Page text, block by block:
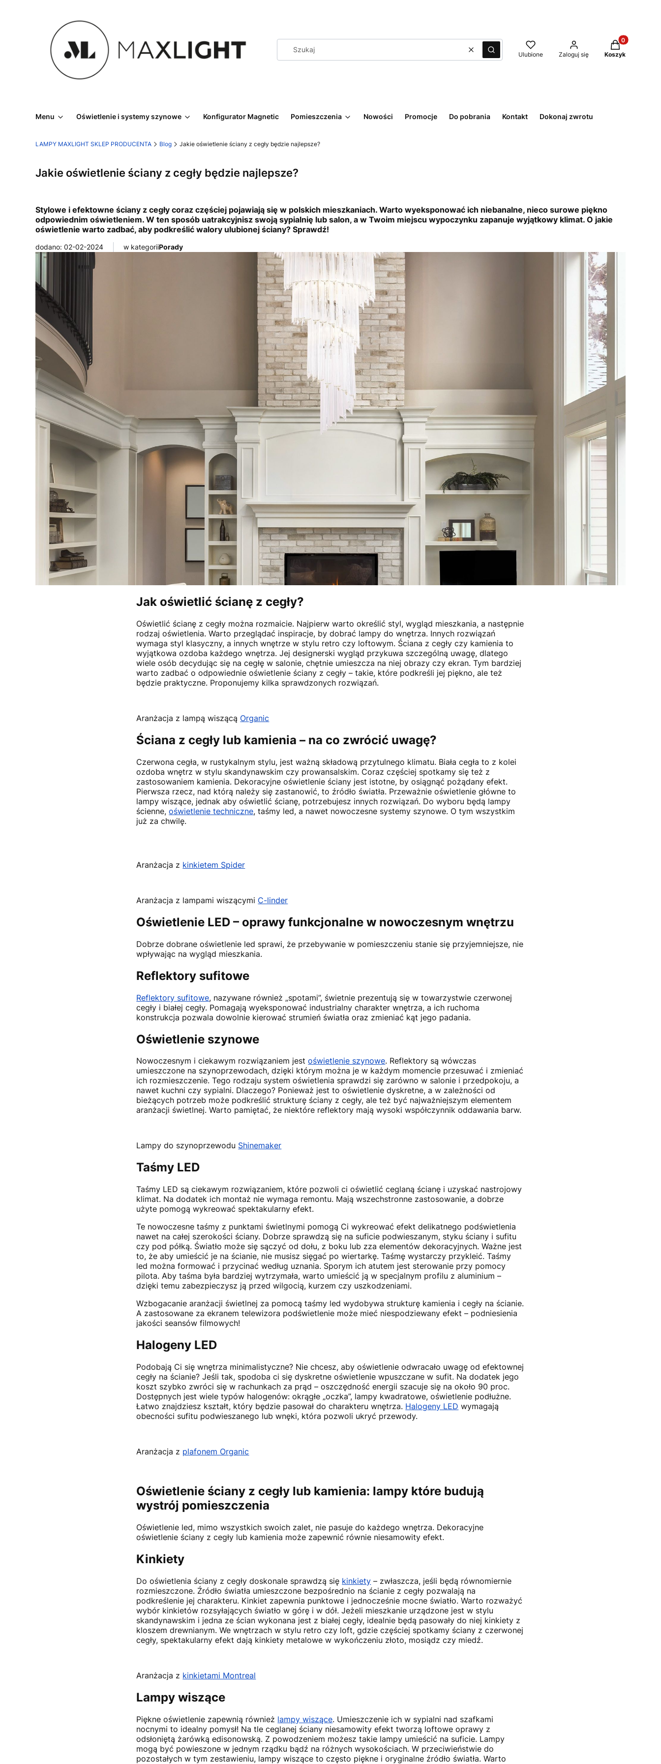
WyczyśćSzukaj Ulubione Zaloguj się
Produkty w
Koszyk
Menu Oświetlenie i systemy szynowe Konfigurator Magnetic Pomieszczenia Nowości Promocje Do pobrania Kontakt Dokonaj zwrotu
LAMPY MAXLIGHT SKLEP PRODUCENTA Blog Jakie oświetlenie ściany z cegły będzie najlepsze?
Jakie oświetlenie ściany z cegły będzie najlepsze?
Stylowe i efektowne ściany z cegły coraz częściej pojawiają się w polskich mieszkaniach. Warto wyeksponować ich niebanalne, nieco surowe piękno
odpowiednim oświetleniem. W ten sposób uatrakcyjnisz swoją sypialnię lub salon, a w Twoim miejscu wypoczynku zapanuje wyjątkowy klimat. O jakie
oświetlenie warto zadbać, aby podkreślić walory ulubionej ściany? Sprawdź!
dodano: 02-02-2024 w kategoriiPorady
Jak oświetlić ścianę z cegły?
Oświetlić ścianę z cegły można rozmaicie. Najpierw warto określić styl, wygląd mieszkania, a następnie
rodzaj oświetlenia. Warto przeglądać inspiracje, by dobrać lampy do wnętrza. Innych rozwiązań
wymaga styl klasyczny, a innych wnętrze w stylu retro czy loftowym. Ściana z cegły czy kamienia to
wyjątkowa ozdoba każdego wnętrza. Jej designerski wygląd przykuwa szczególną uwagę, dlatego
wiele osób decydując się na cegłę w salonie, chętnie umieszcza na niej obrazy czy ekran. Tym bardziej
warto zadbać o odpowiednie oświetlenie ściany z cegły – takie, które podkreśli jej piękno, ale też
będzie praktyczne. Proponujemy kilka sprawdzonych rozwiązań.
Aranżacja z lampą wiszącą Organic
Ściana z cegły lub kamienia – na co zwrócić uwagę?
Czerwona cegła, w rustykalnym stylu, jest ważną składową przytulnego klimatu. Biała cegła to z kolei
ozdoba wnętrz w stylu skandynawskim czy prowansalskim. Coraz częściej spotkamy się też z
zastosowaniem kamienia. Dekoracyjne oświetlenie ściany jest istotne, by osiągnąć pożądany efekt.
Pierwsza rzecz, nad którą należy się zastanowić, to źródło światła. Przeważnie oświetlenie główne to
lampy wiszące, jednak aby oświetlić ścianę, potrzebujesz innych rozwiązań. Do wyboru będą lampy
ścienne,oświetlenie techniczne, taśmy led, a nawet nowoczesne systemy szynowe. O tym wszystkim
już za chwilę.
Aranżacja z kinkietem Spider
Aranżacja z lampami wiszącymi C-linder
Oświetlenie LED – oprawy funkcjonalne w nowoczesnym wnętrzu
Dobrze dobrane oświetlenie led sprawi, że przebywanie w pomieszczeniu stanie się przyjemniejsze, nie
wpływając na wygląd mieszkania.
Reflektory sufitowe
Reflektory sufitowe, nazywane również „spotami”, świetnie prezentują się w towarzystwie czerwonej
cegły i białej cegły. Pomagają wyeksponować industrialny charakter wnętrza, a ich ruchoma
konstrukcja pozwala dowolnie kierować strumień światła oraz zmieniać kąt jego padania.
Oświetlenie szynowe
Nowoczesnym i ciekawym rozwiązaniem jestoświetlenie szynowe. Reflektory są wówczas
umieszczone na szynoprzewodach, dzięki którym można je w każdym momencie przesuwać i zmieniać
ich rozmieszczenie. Tego rodzaju system oświetlenia sprawdzi się zarówno w salonie i przedpokoju, a
nawet kuchni czy sypialni. Dlaczego? Ponieważ jest to oświetlenie dyskretne, a w zależności od
bieżących potrzeb może podkreślić strukturę ściany z cegły, ale też być najważniejszym elementem
aranżacji świetlnej. Warto pamiętać, że niektóre reflektory mają wysoki współczynnik oddawania barw.
Lampy do szynoprzewodu Shinemaker
Taśmy LED
Taśmy LED są ciekawym rozwiązaniem, które pozwoli ci oświetlić ceglaną ścianę i uzyskać nastrojowy
klimat. Na dodatek ich montaż nie wymaga remontu. Mają wszechstronne zastosowanie, a dobrze
użyte pomogą wykreować spektakularny efekt.
Te nowoczesne taśmy z punktami świetlnymi pomogą Ci wykreować efekt delikatnego podświetlenia
nawet na całej szerokości ściany. Dobrze sprawdzą się na suficie podwieszanym, styku ściany i sufitu
czy pod półką. Światło może się sączyć od dołu, z boku lub zza elementów dekoracyjnych. Ważne jest
to, że aby umieścić je na ścianie, nie musisz sięgać po wiertarkę. Taśmę wystarczy przykleić. Taśmy
led można formować i przycinać według uznania. Sporym ich atutem jest sterowanie przy pomocy
pilota. Aby taśma była bardziej wytrzymała, warto umieścić ją w specjalnym profilu z aluminium –
dzięki temu zabezpieczysz ją przed wilgocią, kurzem czy uszkodzeniami.
Wzbogacanie aranżacji świetlnej za pomocą taśmy led wydobywa strukturę kamienia i cegły na ścianie.
A zastosowane za ekranem telewizora podświetlenie może mieć niespodziewany efekt – podniesienia
jakości seansów filmowych!
Halogeny LED
Podobają Ci się wnętrza minimalistyczne? Nie chcesz, aby oświetlenie odwracało uwagę od efektownej
cegły na ścianie? Jeśli tak, spodoba ci się dyskretne oświetlenie wpuszczane w sufit. Na dodatek jego
koszt szybko zwróci się w rachunkach za prąd – oszczędność energii szacuje się na około 90 proc.
Dostępnych jest wiele typów halogenów: okrągłe „oczka”, lampy kwadratowe, oświetlenie podłużne.
Łatwo znajdziesz kształt, który będzie pasował do charakteru wnętrza. Halogeny LED wymagają
obecności sufitu podwieszanego lub wnęki, która pozwoli ukryć przewody.
Aranżacja z plafonem Organic
Oświetlenie ściany z cegły lub kamienia: lampy które budują
wystrój pomieszczenia
Oświetlenie led, mimo wszystkich swoich zalet, nie pasuje do każdego wnętrza. Dekoracyjne
oświetlenie ściany z cegły lub kamienia może zapewnić równie niesamowity efekt.
Kinkiety
Do oświetlenia ściany z cegły doskonale sprawdzą się kinkiety – zwłaszcza, jeśli będą równomiernie
rozmieszczone. Źródło światła umieszczone bezpośrednio na ścianie z cegły pozwalają na
podkreślenie jej charakteru. Kinkiet zapewnia punktowe i jednocześnie mocne światło. Warto rozważyć
wybór kinkietów rozsyłających światło w górę i w dół. Jeżeli mieszkanie urządzone jest w stylu
skandynawskim i jedna ze ścian wykonana jest z białej cegły, idealnie będą pasowały do niej kinkiety z
kloszem drewnianym. We wnętrzach w stylu retro czy loft, gdzie częściej spotkamy ściany z czerwonej
cegły, spektakularny efekt dają kinkiety metalowe w wykończeniu złoto, mosiądz czy miedź.
Aranżacja z kinkietami Montreal
Lampy wiszące
Piękne oświetlenie zapewnią również lampy wiszące. Umieszczenie ich w sypialni nad szafkami
nocnymi to idealny pomysł! Na tle ceglanej ściany niesamowity efekt tworzą loftowe oprawy z
odsłoniętą żarówką edisonowską. Z powodzeniem możesz takie lampy umieścić na suficie. Lampy
mogą być powieszone w jednym rządku bądź na różnych wysokościach. W przeciwieństwie do
pozostałych w tym zestawieniu, lampy wiszące to często piękne i oryginalne źródło światła. Warto